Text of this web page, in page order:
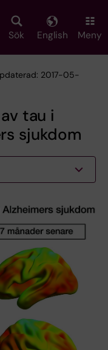
Sök English Meny
2017-05-
tau i
sjukdom